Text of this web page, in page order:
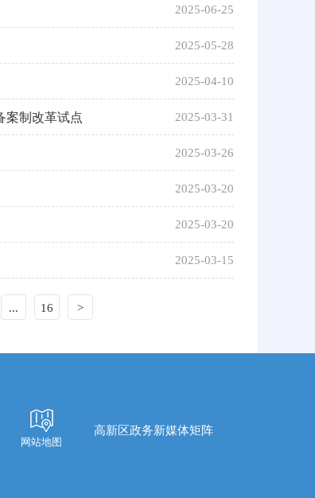
2025-06-25
2025-05-28
2025-04-10
案制改革试点 2025-03-31
2025-03-26
2025-03-20
2025-03-20
2025-03-15
... 16 >
网站地图
高新区政务新媒体矩阵